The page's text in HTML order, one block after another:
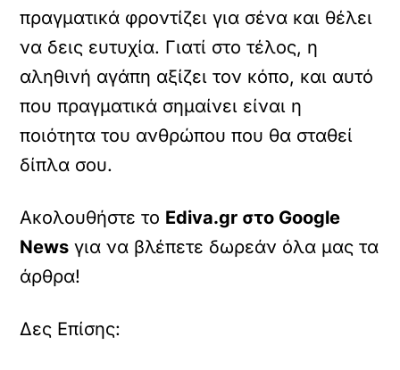
πραγματικά φροντίζει για σένα και θέλει
να δεις ευτυχία. Γιατί στο τέλος, η
αληθινή αγάπη αξίζει τον κόπο, και αυτό
που πραγματικά σημαίνει είναι η
ποιότητα του ανθρώπου που θα σταθεί
δίπλα σου.
Ακολουθήστε το Ediva.gr στο Google
News για να βλέπετε δωρεάν όλα μας τα
άρθρα!
Δες Επίσης: